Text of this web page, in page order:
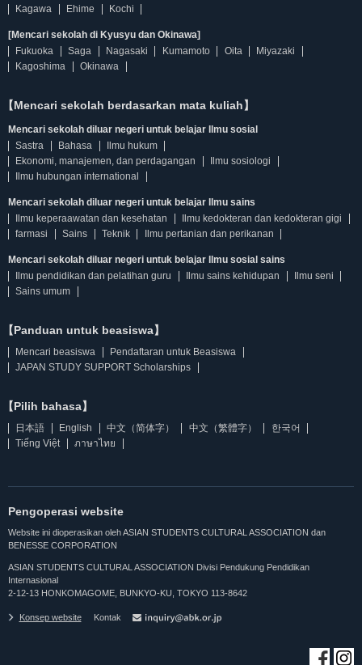
Kagawa
Ehime Kochi
[Mencari sekolah di Kyusyu dan Okinawa]
Fukuoka
Saga Nagasaki Kumamoto Oita
Miyazaki
Kagoshima
Okinawa
【Mencari sekolah berdasarkan mata kuliah】
Mencari sekolah diluar negeri untuk belajar Ilmu sosial
Sastra
Bahasa
Ilmu hukum
Ekonomi, manajemen, dan perdagangan
Ilmu sosiologi
Ilmu hubungan international
Mencari sekolah diluar negeri untuk belajar Ilmu sains
Ilmu keperaawatan dan kesehatan
Ilmu kedokteran dan kedokteran gigi
farmasi
Sains Teknik Ilmu pertanian dan perikanan
Mencari sekolah diluar negeri untuk belajar Ilmu sosial sains
Ilmu pendidikan dan pelatihan guru
Ilmu sains kehidupan
Ilmu seni
Sains umum
【Panduan untuk beasiswa】
Mencari beasiswa
Pendaftaran untuk Beasiswa
JAPAN STUDY SUPPORT Scholarships
【Pilih bahasa】
日本語 English 中文（简体字） 中文（繁體字）
한국어
Tiếng Việt
ภาษาไทย
Pengoperasi website
Website ini dioperasikan oleh ASIAN STUDENTS CULTURAL ASSOCIATION dan
BENESSE CORPORATION
ASIAN STUDENTS CULTURAL ASSOCIATION Divisi Pendukung Pendidikan
Internasional
2-12-13 HONKOMAGOME, BUNKYO-KU, TOKYO 113-8642
Konsep website Kontak